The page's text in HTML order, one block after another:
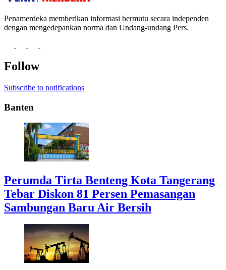
Penamerdeka memberikan informasi bermutu secara independen
dengan mengedepankan norma dan Undang-undang Pers.
Follow
Subscribe to notifications
Banten
Perumda Tirta Benteng Kota Tangerang
Tebar Diskon 81 Persen Pemasangan
Sambungan Baru Air Bersih